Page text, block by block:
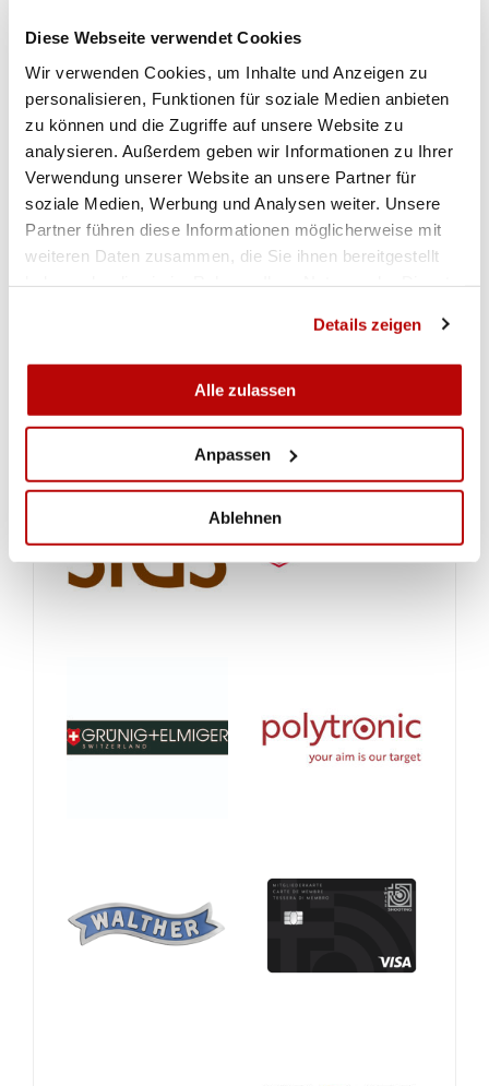
Diese Webseite verwendet Cookies
Wir verwenden Cookies, um Inhalte und Anzeigen zu
personalisieren, Funktionen für soziale Medien anbieten
zu können und die Zugriffe auf unsere Website zu
analysieren. Außerdem geben wir Informationen zu Ihrer
Verwendung unserer Website an unsere Partner für
soziale Medien, Werbung und Analysen weiter. Unsere
Partner führen diese Informationen möglicherweise mit
weiteren Daten zusammen, die Sie ihnen bereitgestellt
Details zeigen
Alle zulassen
Anpassen
Ablehnen
irgendwann in naher Zukunft, die Beteiligung und
die Freude am Schiesssport wieder zur Normalität
zurückkehrt. (Markus Stanger)
Zu den Resultaten geht es hier